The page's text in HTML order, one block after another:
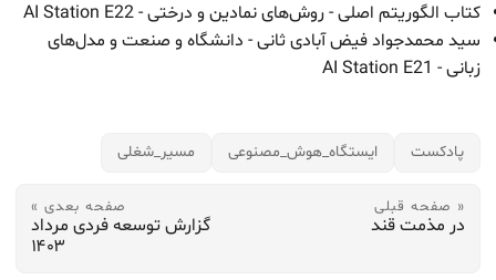
کتاب الگوریتم اصلی - روش‌های نمادین و درختی - AI Station E22
سید محمدجواد فیض آبادی ثانی - دانشگاه و صنعت و مدل‌های
زبانی - AI Station E21
پادکست ایستگاه_هوش_مصنوعی مسیر_شغلی
« صفحه قبلی
در مذمت قند
صفحه بعدی »
گزارش توسعه فردی مرداد
۱۴۰۳